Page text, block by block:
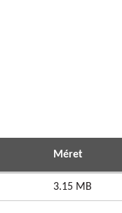
Méret
3.15 MB